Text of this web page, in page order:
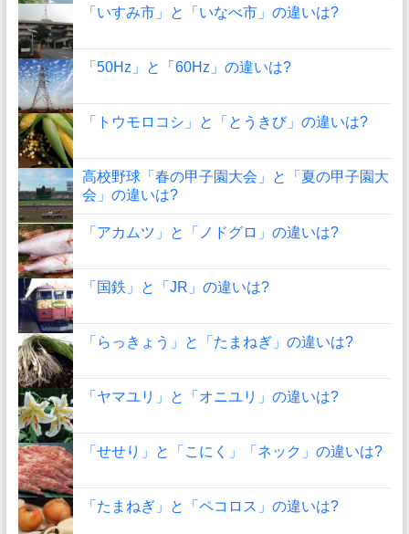
「いすみ市」と「いなべ市」の違いは?
「50Hz」と「60Hz」の違いは?
「トウモロコシ」と「とうきび」の違いは?
高校野球「春の甲子園大会」と「夏の甲子園大
会」の違いは?
「アカムツ」と「ノドグロ」の違いは?
「国鉄」と「JR」の違いは?
「らっきょう」と「たまねぎ」の違いは?
「ヤマユリ」と「オニユリ」の違いは?
「せせり」と「こにく」「ネック」の違いは?
「たまねぎ」と「ペコロス」の違いは?